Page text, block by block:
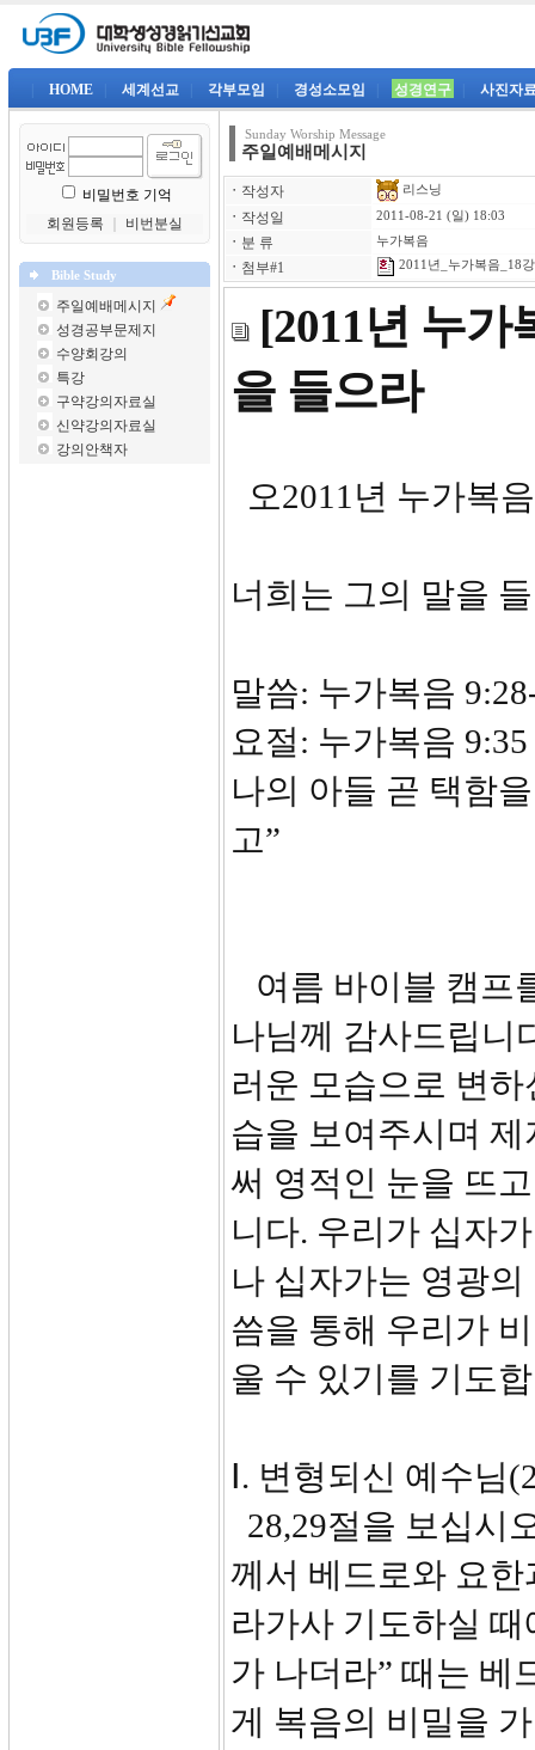
HOME 세계선교 각부모임 경성소모임 성경연구 사진자
비밀번호 기억
회원등록
비번분실
Bible Study
주일예배메시지
성경공부문제지
수양회강의
특강
구약강의자료실
신약강의자료실
강의안책자
Sunday Worship Message
주일예배메시지
ㆍ 작성자 리스닝
ㆍ 작성일 2011-08-21 (일) 18:03
ㆍ 분 류 누가복음
ㆍ 첨부#1 2011년_누가복음_18
[2011년 누가
을 들으라
오2011년 누가복
너희는 그의 말을
말씀: 누가복음
요절: 누가복음
나의 아들 곧 택함
고”
여름 바이블 캠프
나님께 감사드립니
러운 모습으로 변
습을 보여주시며
써 영적인 눈을 뜨
니다. 우리가 십자
나 십자가는 영광
씀을 통해 우리가
울 수 있기를 기도
Ⅰ. 변형되신 예수님
28,29절을 보십시
께서 베드로와 요
라가사 기도하실
가 나더라” 때는 베
게 복음의 비밀을